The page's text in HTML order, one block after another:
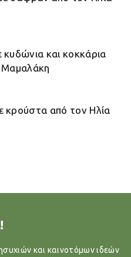
κυδώνια και κοκκάρια
Μαμαλάκη
κρούστα από τον Ηλία
και καινοτόμων ιδεών